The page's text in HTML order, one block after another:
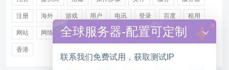
注册 海外 游戏 用户 电讯 登录 百度 租用
网站 网络 腾讯 虚拟主机 证书 配置 阿里
香港
全球服务器-配置可定制
联系我们免费试用，获取测试IP